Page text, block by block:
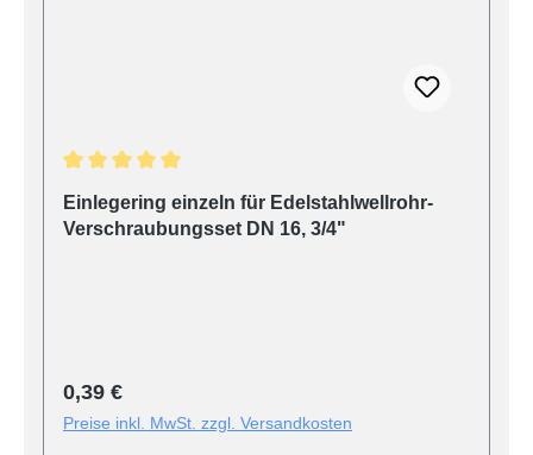
Einlegering einzeln für Edelstahlwellrohr-
Verschraubungsset DN 16, 3/4"
Regulärer Preis:
0,39 €
Preise inkl. MwSt. zzgl. Versandkosten